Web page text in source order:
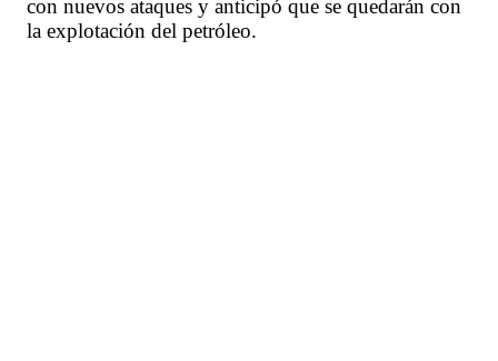
con nuevos ataques y anticipó que se quedarán con
la explotación del petróleo.